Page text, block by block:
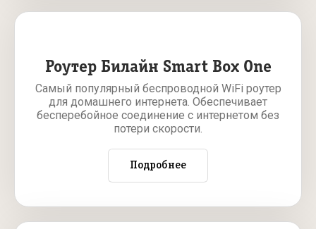
Роутер Билайн Smart Box One
Самый популярный беспроводной WiFi роутер
для домашнего интернета. Обеспечивает
бесперебойное соединение с интернетом без
потери скорости.
Подробнее